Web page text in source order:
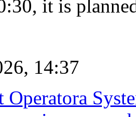
it is
14:37